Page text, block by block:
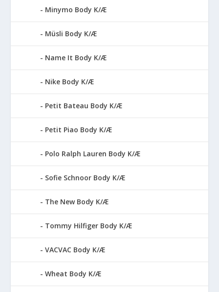
Minymo Body K/Æ
Müsli Body K/Æ
Name It Body K/Æ
Nike Body K/Æ
Petit Bateau Body K/Æ
Petit Piao Body K/Æ
Polo Ralph Lauren Body K/Æ
Sofie Schnoor Body K/Æ
The New Body K/Æ
Tommy Hilfiger Body K/Æ
VACVAC Body K/Æ
Wheat Body K/Æ